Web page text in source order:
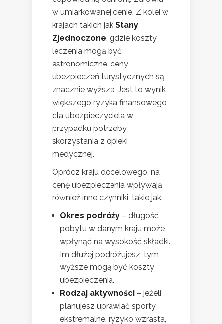
w umiarkowanej cenie. Z kolei w
krajach takich jak Stany
Zjednoczone , gdzie koszty
leczenia mogą być
astronomiczne, ceny
ubezpieczeń turystycznych są
znacznie wyższe. Jest to wynik
większego ryzyka finansowego
dla ubezpieczyciela w
przypadku potrzeby
skorzystania z opieki
medycznej.
Oprócz kraju docelowego, na
cenę ubezpieczenia wpływają
również inne czynniki, takie jak:
Okres podróży – długość
pobytu w danym kraju może
wpłynąć na wysokość składki.
Im dłużej podróżujesz, tym
wyższe mogą być koszty
ubezpieczenia.
Rodzaj aktywności – jeżeli
planujesz uprawiać sporty
ekstremalne, ryzyko wzrasta,